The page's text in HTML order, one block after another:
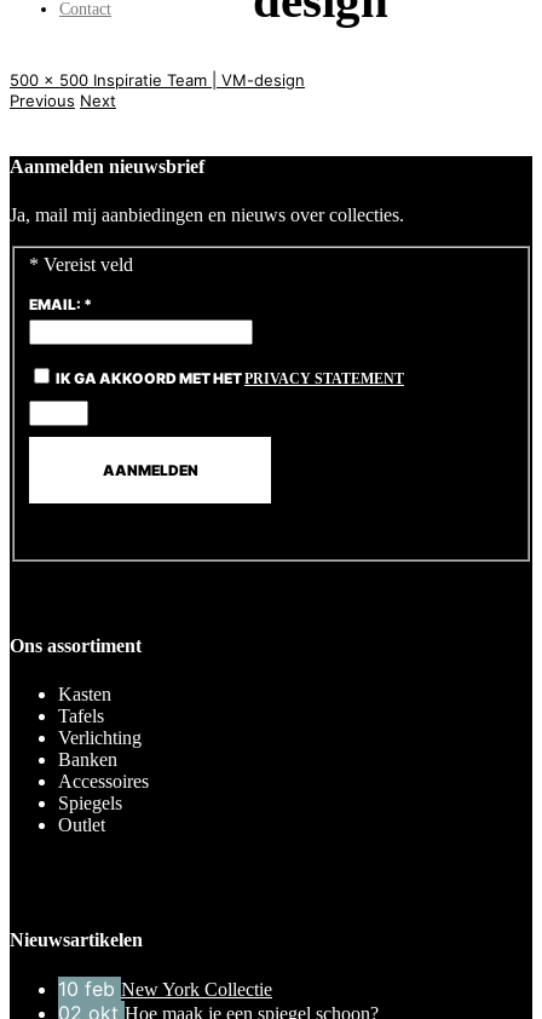
Contact
500 x 500 Inspiratie Team | VM-design
Previous Next
Aanmelden nieuwsbrief
Ja, mail mij aanbiedingen en nieuws over collecties.
* Vereist veld
EMAIL: *
IK GA AKKOORD MET HETPRIVACY STATEMENT
Ons assortiment
Kasten
Tafels
Verlichting
Banken
Accessoires
Spiegels
Outlet
Nieuwsartikelen
10 feb New York Collectie
02 okt Hoe maak je een spiegel schoon?